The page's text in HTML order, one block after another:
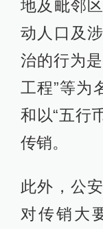
地及毗邻
动人口及
治的行为
工程”等为
和以“五行
传销。
此外，公
对传销大